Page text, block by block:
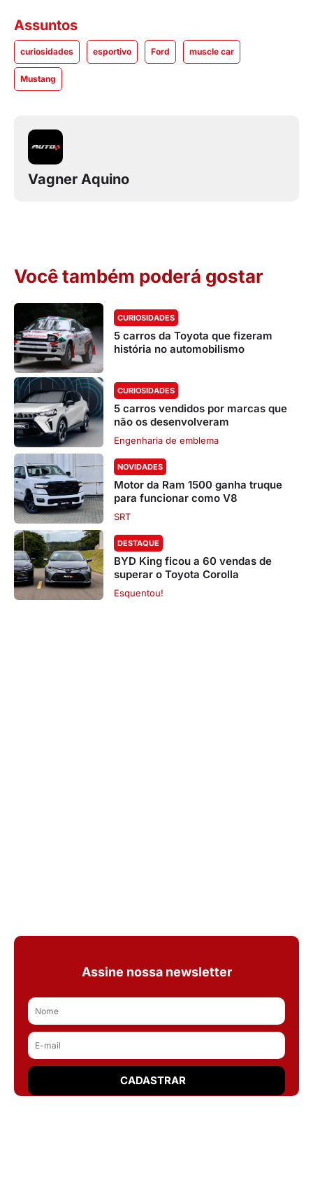
Assuntos
curiosidades esportivo Ford muscle car
Mustang
Vagner Aquino
Você também poderá gostar
CURIOSIDADES
5 carros da Toyota que fizeram
história no automobilismo
CURIOSIDADES
5 carros vendidos por marcas que
não os desenvolveram
Engenharia de emblema
NOVIDADES
Motor da Ram 1500 ganha truque
para funcionar como V8
SRT
DESTAQUE
BYD King ficou a 60 vendas de
superar o Toyota Corolla
Esquentou!
Assine nossa newsletter